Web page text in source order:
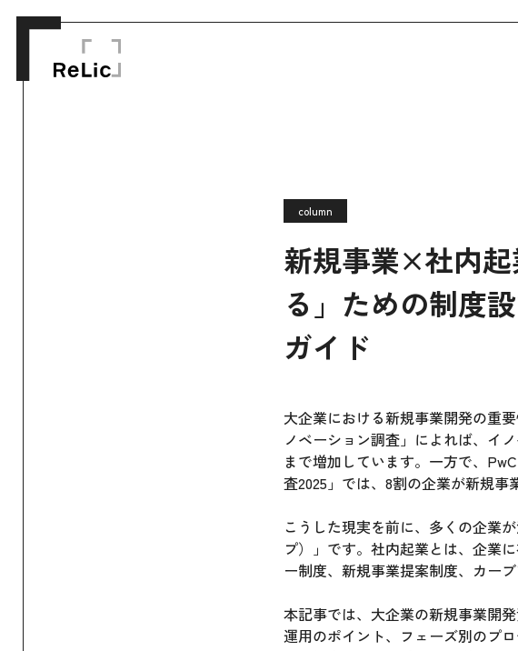
column
新規事業×社内
る」ための制度
ガイド
大企業における新規事業開発の重
ノベーション調査」によれば、イ
まで増加しています。一方で、
査2025」では、8割の企業が新規事
こうした現実を前に、多くの企業
プ）」です。社内起業とは、企業
ー制度、新規事業提案制度、カー
本記事では、大企業の新規事業開
運用のポイント、フェーズ別のプ